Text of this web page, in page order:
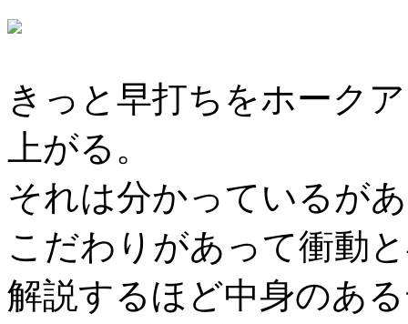
きっと早打ちをホーク
上がる。
それは分かっているが
こだわりがあって衝動
解説するほど中身のあ